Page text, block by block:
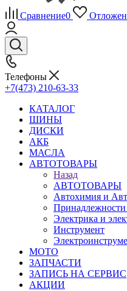
Сравнение0
Телефоны
+7(473) 210-63-33
КАТАЛОГ
ШИНЫ
ДИСКИ
АКБ
МАСЛА
АВТОТОВАРЫ
Назад
АВТОТОВАРЫ
Автохимия и
Принадлежности
Электрика и
Инструмент
МОТО
ЗАПЧАСТИ
ЗАПИСЬ НА СЕРВИС
АКЦИИ